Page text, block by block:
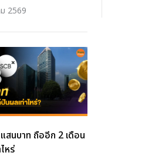
2569
สนบาท ถืออีก 2 เดือน
หร่